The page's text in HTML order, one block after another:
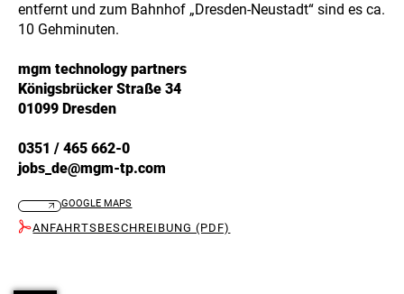
entfernt und zum Bahnhof „Dresden-Neustadt“ sind es ca.
10 Gehminuten.
mgm technology partners
Königsbrücker Straße 34
01099 Dresden
0351 / 465 662-0
jobs_de@mgm-tp.com
GOOGLE MAPS
ANFAHRTSBESCHREIBUNG (PDF)